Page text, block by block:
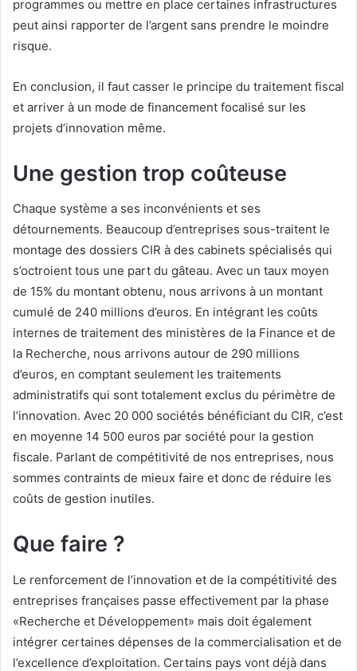
programmes ou mettre en place certaines infrastructures
peut ainsi rapporter de l’argent sans prendre le moindre
risque.
En conclusion, il faut casser le principe du traitement fiscal
et arriver à un mode de financement focalisé sur les
projets d’innovation même.
Une gestion trop coûteuse
Chaque système a ses inconvénients et ses
détournements. Beaucoup d’entreprises sous-traitent le
montage des dossiers CIR à des cabinets spécialisés qui
s’octroient tous une part du gâteau. Avec un taux moyen
de 15% du montant obtenu, nous arrivons à un montant
cumulé de 240 millions d’euros. En intégrant les coûts
internes de traitement des ministères de la Finance et de
la Recherche, nous arrivons autour de 290 millions
d’euros, en comptant seulement les traitements
administratifs qui sont totalement exclus du périmètre de
l’innovation. Avec 20 000 sociétés bénéficiant du CIR, c’est
en moyenne 14 500 euros par société pour la gestion
fiscale. Parlant de compétitivité de nos entreprises, nous
sommes contraints de mieux faire et donc de réduire les
coûts de gestion inutiles.
Que faire ?
Le renforcement de l’innovation et de la compétitivité des
entreprises françaises passe effectivement par la phase
«Recherche et Développement» mais doit également
intégrer certaines dépenses de la commercialisation et de
l’excellence d’exploitation. Certains pays vont déjà dans